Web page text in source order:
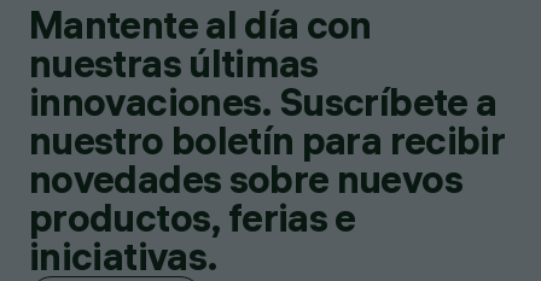
Mantente al día con
nuestras últimas
innovaciones. Suscríbete a
nuestro boletín para recibir
novedades sobre nuevos
productos, ferias e
iniciativas.